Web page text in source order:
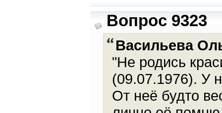
Вопрос 9323
Васильева
"Не родись
(09.07.1976). У
От неё будто